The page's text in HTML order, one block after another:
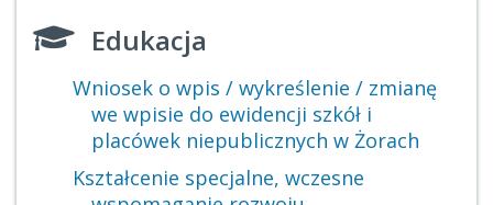
Edukacja
Wniosek o wpis / wykreślenie / zmianę
we wpisie do ewidencji szkół i
placówek niepublicznych w Żorach
Kształcenie specjalne, wczesne